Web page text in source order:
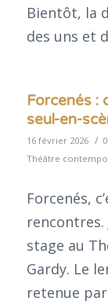
Bientôt, la
des uns et
Forcenés :
seul-en-
16 février 2026 /
Théâtre
Forcenés,
rencontres.
stage au
Gardy. Le
retenue